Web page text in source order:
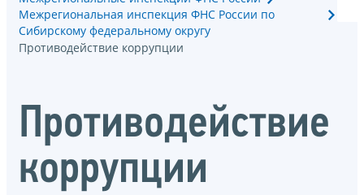
Межрегиональная инспекция ФНС России по
Сибирскому федеральному округу
Противодействие коррупции
Противодействие
коррупции